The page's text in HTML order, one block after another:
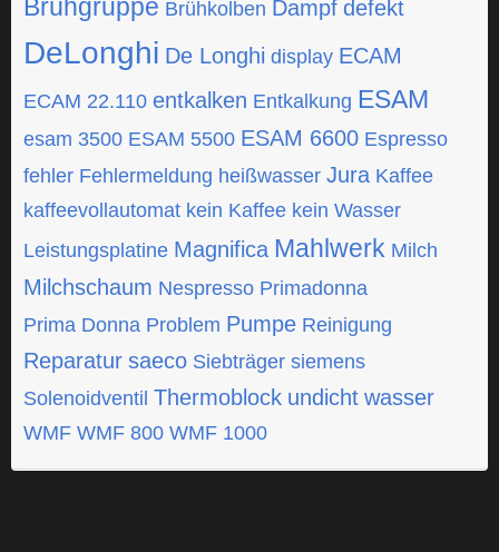
Brühgruppe Brühkolben Dampf defekt
DeLonghi De Longhi display ECAM
ECAM 22.110 entkalken Entkalkung ESAM
esam 3500 ESAM 5500 ESAM 6600 Espresso
fehler Fehlermeldung heißwasser Jura Kaffee
kaffeevollautomat kein Kaffee kein Wasser
Leistungsplatine Magnifica Mahlwerk Milch
Milchschaum Nespresso Primadonna
Prima Donna Problem Pumpe Reinigung
Reparatur saeco Siebträger siemens
Solenoidventil Thermoblock undicht wasser
WMF WMF 800 WMF 1000